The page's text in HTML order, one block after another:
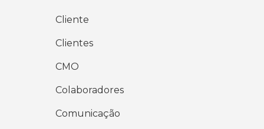
Cliente
Clientes
CMO
Colaboradores
Comunicação